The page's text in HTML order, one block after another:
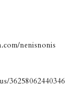
nenisnonis
36258062440346